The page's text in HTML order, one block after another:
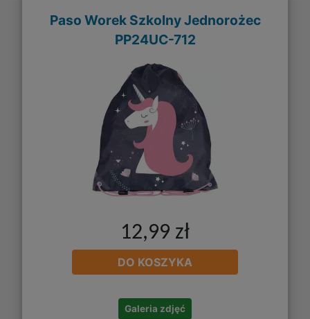
Paso Worek Szkolny Jednorożec
PP24UC-712
12,99 zł
DO KOSZYKA
Galeria zdjęć